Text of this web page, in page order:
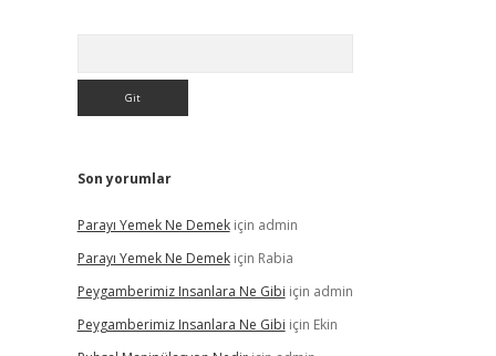
Son yorumlar
Parayı Yemek Ne Demekiçin admin
Parayı Yemek Ne Demekiçin Rabia
Peygamberimiz Insanlara Ne Gibi için admin
Peygamberimiz Insanlara Ne Gibi için Ekin